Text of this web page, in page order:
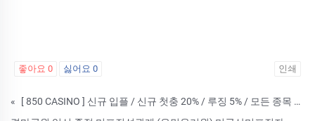
좋아요 0 싫어요 0 인쇄
«
[ 850 CASINO ] 신규 입플 / 신규 첫충 20% / 루징 5% / 모든 종목 무제재